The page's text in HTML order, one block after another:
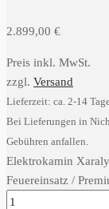
2.899,00 €
Preis inkl. MwSt.
zzgl. Versand
Lieferzeit: ca. 2-14
Bei Lieferungen in
Gebühren anfallen.
Elektrokamin
Feuereinsatz /